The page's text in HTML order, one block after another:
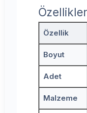
Özellikler
Özellik
Boyut
Adet
Malzeme